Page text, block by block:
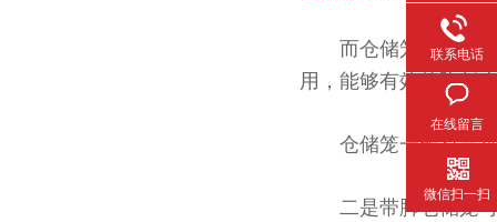
而仓储笼是适用于一
用，能够有效的降低仓
仓储笼一般有三种
二是带脚仓储笼可以
联系电话
在线留言
微信扫一扫